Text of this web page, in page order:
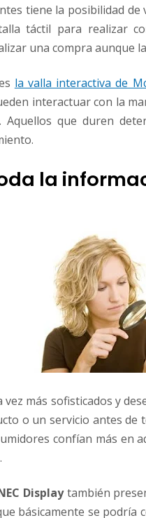
tiene la posibilidad
táctil para realizar
una compra aunque
la valla interactiva de
interactuar con la
Aquellos que duren
la
vez más sofisticados y
o un servicio antes de
confían más en
Displaytambién
básicamente se podría